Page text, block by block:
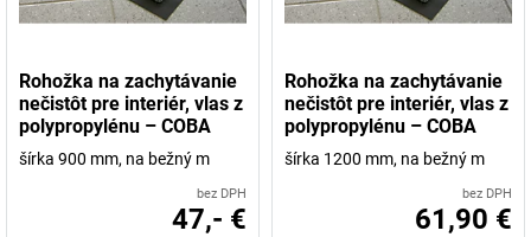
Rohožka na zachytávanie
nečistôt pre interiér, vlas z
polypropylénu – COBA
šírka 900 mm, na bežný m
bez DPH
47,- €
Rohožka na zachytávanie
nečistôt pre interiér, vlas z
polypropylénu – COBA
šírka 1200 mm, na bežný m
bez DPH
61,90 €